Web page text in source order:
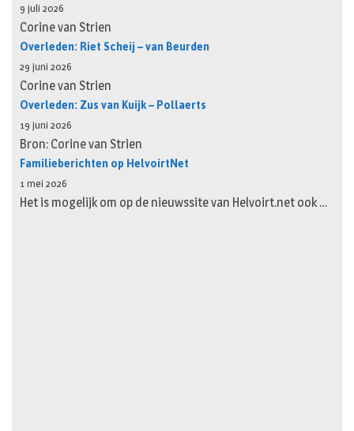
9 juli 2026
Corine van Strien
Overleden: Riet Scheij – van Beurden
29 juni 2026
Corine van Strien
Overleden: Zus van Kuijk – Pollaerts
19 juni 2026
Bron: Corine van Strien
Familieberichten op HelvoirtNet
1 mei 2026
Het is mogelijk om op de nieuwssite van Helvoirt.net ook …